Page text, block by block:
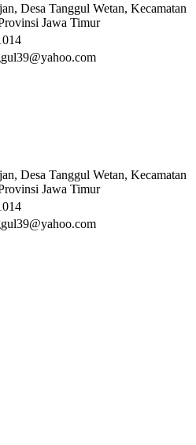
Desa Tanggul Wetan, Kecamatan
Jawa Timur
Desa Tanggul Wetan, Kecamatan
Jawa Timur